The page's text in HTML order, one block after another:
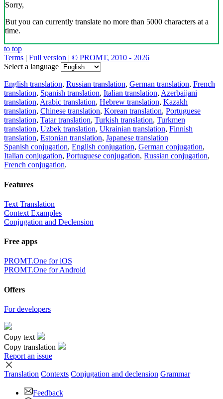
Sorry,
But you can currently translate no more than 5000 characters at a
time.
to top
Terms | Full version | © PROMT, 2010 - 2026
Select a language
English translation, Russian translation, German translation, French
translation, Spanish translation, Italian translation, Azerbaijani
translation, Arabic translation, Hebrew translation, Kazakh
translation, Chinese translation, Korean translation, Portuguese
translation, Tatar translation, Turkish translation, Turkmen
translation, Uzbek translation, Ukrainian translation, Finnish
translation, Estonian translation, Japanese translation
Spanish conjugation, English conjugation, German conjugation,
Italian conjugation, Portuguese conjugation, Russian conjugation,
French conjugation.
Features
Text Translation
Context Examples
Conjugation and Declension
Free apps
PROMT.One for iOS
PROMT.One for Android
Offers
For developers
Copy text
Copy translation
Report an issue
Translation Contexts Conjugation and declension Grammar
Feedback